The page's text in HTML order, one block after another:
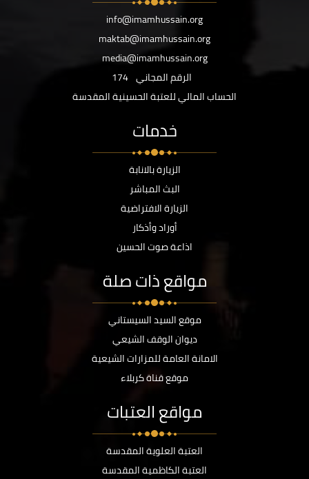
info@imamhussain.org
maktab@imamhussain.org
media@imamhussain.org
الرقم المجاني 174
الحساب المالي للعتبة الحسينية المقدسة
خدمات
الزيارة بالانابة
البث المباشر
الزيارة الافتراضية
أوراد وأذكار
اذاعة صوت الحسين
مواقع ذات صلة
موقع السيد السيستاني
ديوان الوقف الشيعي
الامانة العامة للمزارات الشيعية
موقع قناة كربلاء
مواقع العتبات
العتبة العلوية المقدسة
العتبة الكاظمية المقدسة